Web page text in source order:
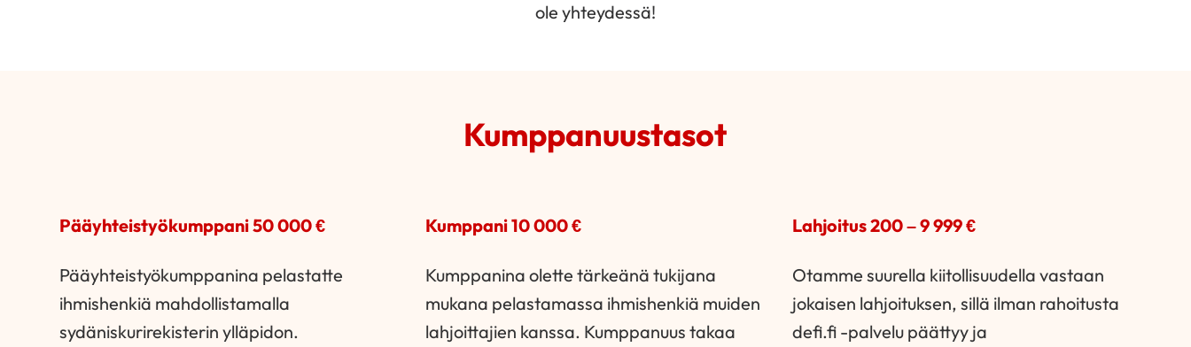
ole yhteydessä!
Kumppanuustasot
Pääyhteistyökumppani 50 000 €
Pääyhteistyökumppanina pelastatte
ihmishenkiä mahdollistamalla
sydäniskurirekisterin ylläpidon.
Kumppani 10 000 €
Kumppanina olette tärkeänä tukijana
mukana pelastamassa ihmishenkiä muiden
lahjoittajien kanssa. Kumppanuus takaa
Lahjoitus 200 – 9 999 €
Otamme suurella kiitollisuudella vastaan
jokaisen lahjoituksen, sillä ilman rahoitusta
defi.fi -palvelu päättyy ja